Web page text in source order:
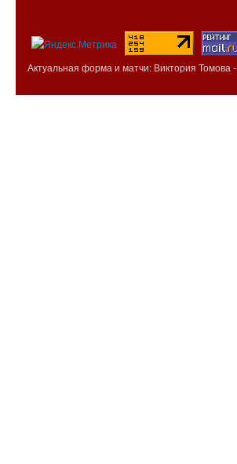
Актуальная форма и матчи: Виктория Томова -